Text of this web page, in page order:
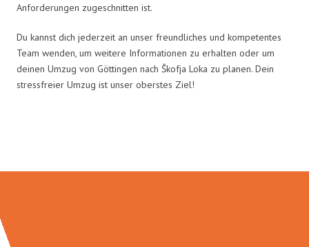
Anforderungen zugeschnitten ist.
Du kannst dich jederzeit an unser freundliches und kompetentes
Team wenden, um weitere Informationen zu erhalten oder um
deinen Umzug von Göttingen nach Škofja Loka zu planen. Dein
stressfreier Umzug ist unser oberstes Ziel!